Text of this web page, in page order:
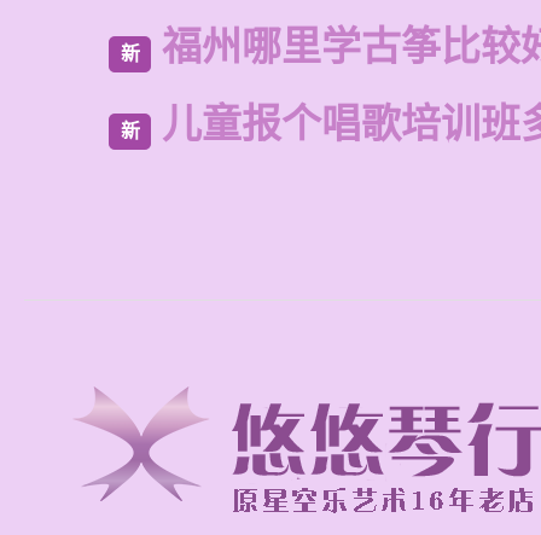
新 福州哪里学古筝比较
新 儿童报个唱歌培训班